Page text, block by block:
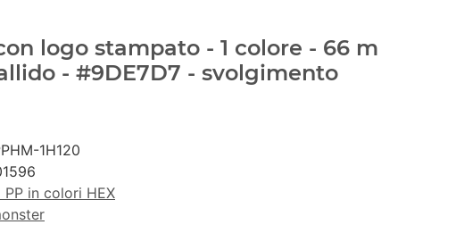
logo stampato - 1 colore - 66 m
- #9DE7D7 - svolgimento
1H120
PP in colori HEX